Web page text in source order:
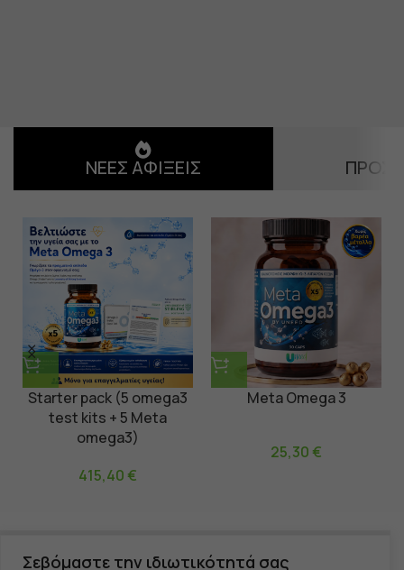
Σεβόμαστε την ιδιωτικότητά σας
ΝΈΕΣ ΑΦΊΞΕΙΣ
Starter pack (5 omega3
test kits + 5 Meta
omega3)
415,40 €
Meta Omega 3
25,30 €